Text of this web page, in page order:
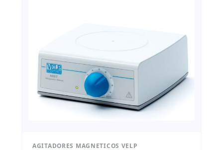
AGITADORES MAGNETICOS VELP